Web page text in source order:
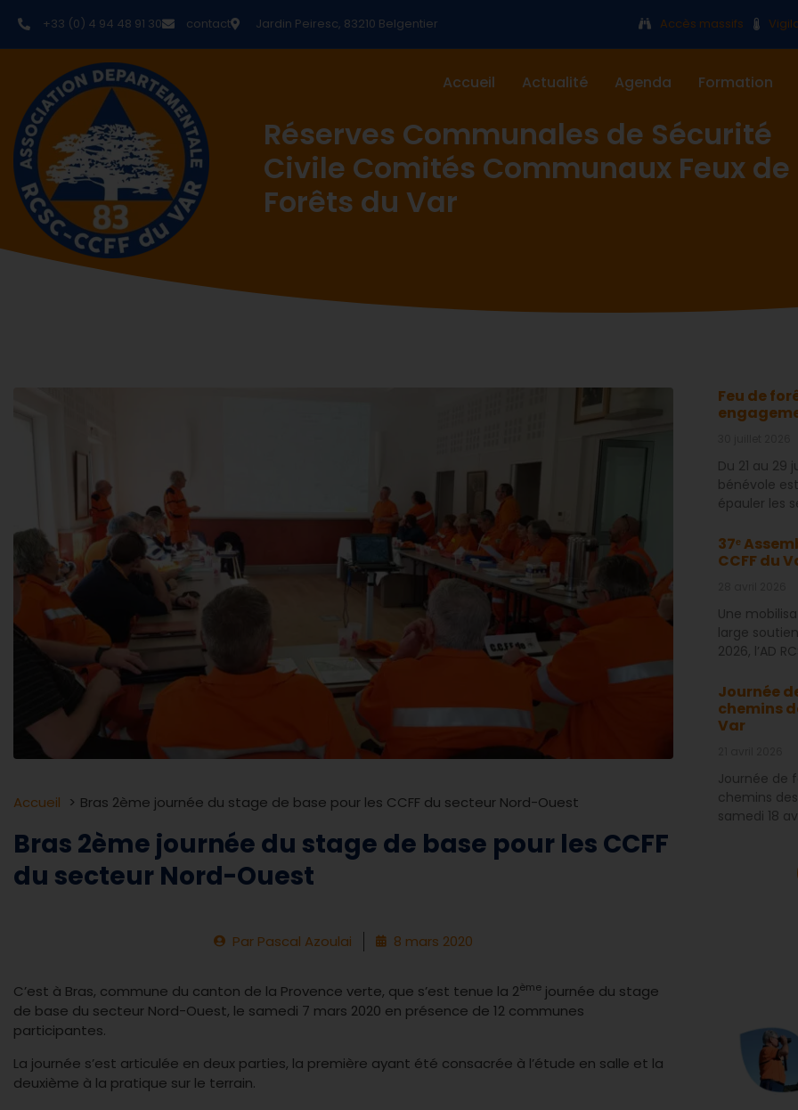
+33 (0) 4 94 48 91 30 contact Jardin Peiresc, 83210 Belgentier Accès massifs
Accueil Actualité Agenda Formation
Réserves Communales de Sécurité
Civile Comités Communaux Feux de
Forêts du Var
Accueil Bras 2ème journée du stage de base pour les CCFF du secteur Nord-Ouest
Bras 2ème journée du stage de base pour les CCFF
du secteur Nord-Ouest
Par Pascal Azoulai 8 mars 2020
C’est à Bras, commune du canton de la Provence verte, que s’est tenue la 2ème journée du stage
de base du secteur Nord-Ouest, le samedi 7 mars 2020 en présence de 12 communes
participantes.
La journée s’est articulée en deux parties, la première ayant été consacrée à l’étude en salle et la
deuxième à la pratique sur le terrain.
Feu de
Du 21 au
bénévole
épauler les
37ᵉ
CCFF du
Une
large
2026, l’AD
Journée
chemins
Var
Journée de
chemins
samedi 18